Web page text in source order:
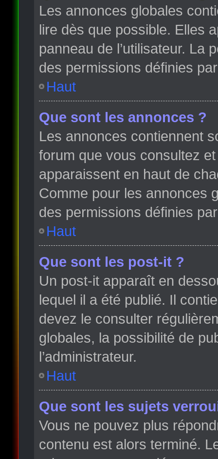
Les annonces globales
lire dès que possible. Elles
panneau de l’utilisateur. La
des permissions définies
Haut
Que sont les annonces ?
Les annonces contiennent
forum que vous consultez
apparaissent en haut de
Comme pour les annonces
des permissions définies
Haut
Que sont les post-it ?
Un post-it apparaît en
lequel il a été publié. Il
devez le consulter
globales, la possibilité de
l’administrateur.
Haut
Que sont les sujets
Vous ne pouvez plus
contenu est alors terminé.